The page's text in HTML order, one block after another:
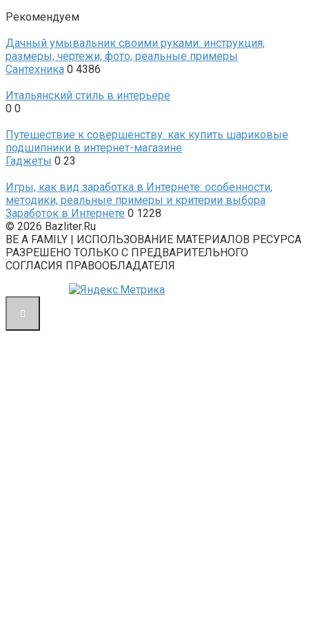
Рекомендуем
Дачный умывальник своими руками: инструкция,
размеры, чертежи, фото, реальные примеры
Сантехника 0 4386
Итальянский стиль в интерьере
0 0
Путешествие к совершенству: как купить шариковые
подшипники в интернет-магазине
Гаджеты 0 23
Игры, как вид заработка в Интернете: особенности,
методики, реальные примеры и критерии выбора
Заработок в Интернете 0 1228
© 2026 Bazliter.Ru
BE A FAMILY | ИСПОЛЬЗОВАНИЕ МАТЕРИАЛОВ РЕСУРСА
РАЗРЕШЕНО ТОЛЬКО С ПРЕДВАРИТЕЛЬНОГО
СОГЛАСИЯ ПРАВООБЛАДАТЕЛЯ